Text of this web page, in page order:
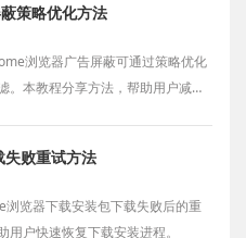
策略优化方法
浏览器广告屏蔽可通过策略优化
。本教程分享方法，帮助用户减少
败重试方法
浏览器下载安装包下载失败后的重
用户快速恢复下载安装进程。